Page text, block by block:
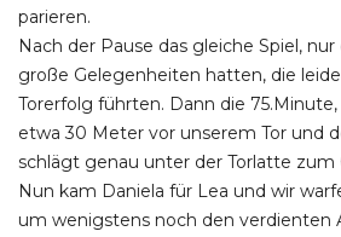
parieren.
Nach der Pause das gleiche Spiel,
große Gelegenheiten hatten, die
Torerfolg führten. Dann die
etwa 30 Meter vor unserem Tor und
schlägt genau unter der Torlatte zum
Nun kam Daniela für Lea und wir
um wenigstens noch den verdienten